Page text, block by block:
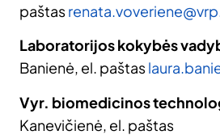
paštas
Laboratorijos kokybės
Banienė, el. paštas
Vyr. biomedicinos
Kanevičienė, el. paštas